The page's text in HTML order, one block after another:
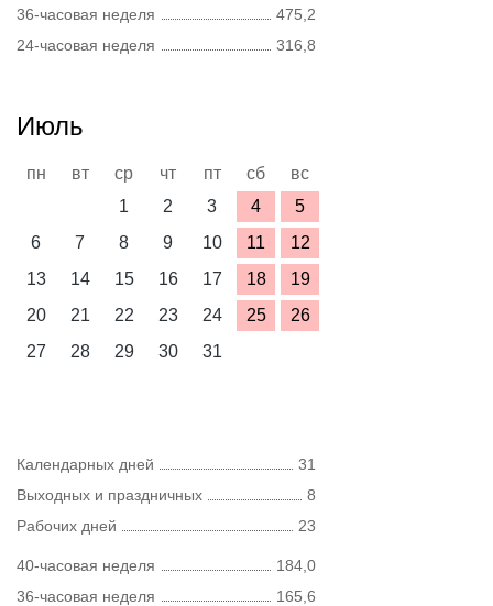
36-часовая неделя
475,2
24-часовая неделя
316,8
Июль
пн вт ср чт пт сб
вс
1
2 3 4
5
6
7 8 9 10 11
12
13
14 15 16 17 18
19
20
21 22 23 24 25
26
27
28 29 30 31
Календарных дней
31
Выходных и праздничных
8
Рабочих дней
23
40-часовая неделя
184,0
36-часовая неделя
165,6